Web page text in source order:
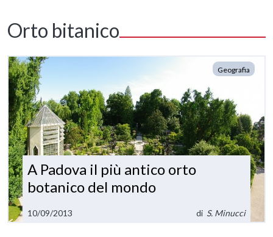
Orto bitanico
Geografia
A Padova il più antico orto
botanico del mondo
10/09/2013 di S. Minucci